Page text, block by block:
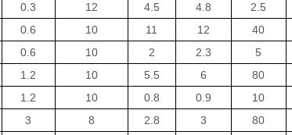
0.3 12 4.5 4.8 2.5
0.6 10 11 12 40
0.6 10 2 2.3 5
1.2 10 5.5 6 80
1.2 10 0.8 0.9 10
3 8 2.8 3 80